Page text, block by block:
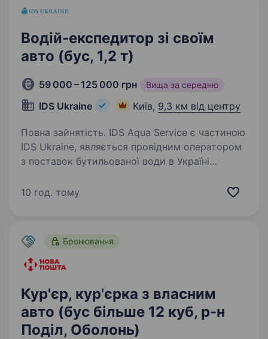
Водій-експедитор зі своїм
авто (бус, 1,2 т)
59 000 – 125 000 грн Вища за середню
IDS Ukraine Київ, 9,3 км від центру
Повна зайнятість. IDS Aqua Service є частиною
IDS Ukraine, являється провідним оператором
з поставок бутильованої води в Україні
«Миргородська» та «Аква Лайф». Під брендом
10 год. тому
Бронювання
Кур'єр, кур'єрка з власним
авто (бус більше 12 куб, р-н
Поділ, Оболонь)